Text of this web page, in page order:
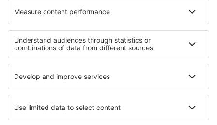
Mine bestillinger
Personvernregler
Hjelp og kontakt
Personvern